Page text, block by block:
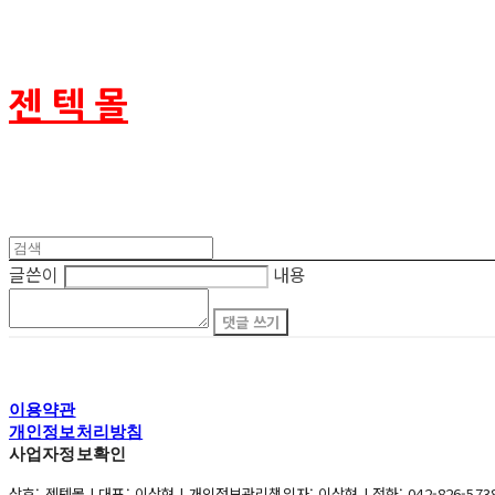
젠 텍 몰
글쓴이 내용
댓글 쓰기
이용약관
개인정보처리방침
사업자정보확인